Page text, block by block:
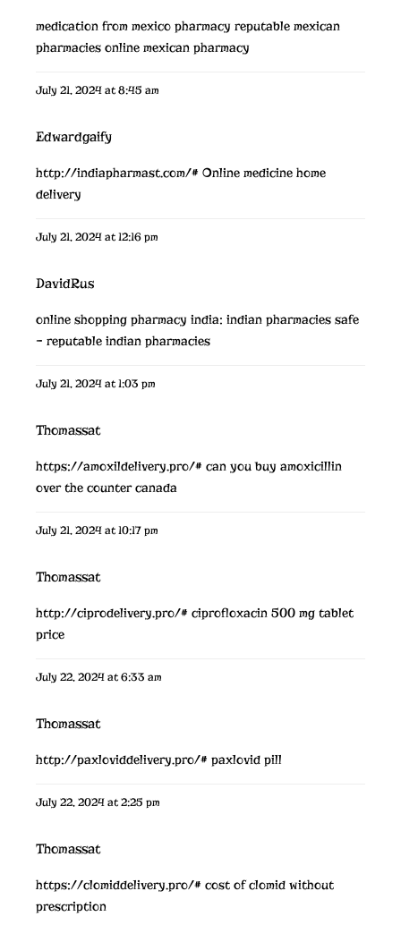
medication from mexico pharmacy reputable mexican
pharmacies online mexican pharmacy
July 21, 2024 at 8:45 am
Edwardgaify
http://indiapharmast.com/# Online medicine home
delivery
July 21, 2024 at 12:16 pm
DavidRus
online shopping pharmacy india: indian pharmacies safe
– reputable indian pharmacies
July 21, 2024 at 1:03 pm
Thomassat
https://amoxildelivery.pro/# can you buy amoxicillin
over the counter canada
July 21, 2024 at 10:17 pm
Thomassat
http://ciprodelivery.pro/# ciprofloxacin 500 mg tablet
price
July 22, 2024 at 6:33 am
Thomassat
http://paxloviddelivery.pro/# paxlovid pill
July 22, 2024 at 2:25 pm
Thomassat
https://clomiddelivery.pro/# cost of clomid without
prescription